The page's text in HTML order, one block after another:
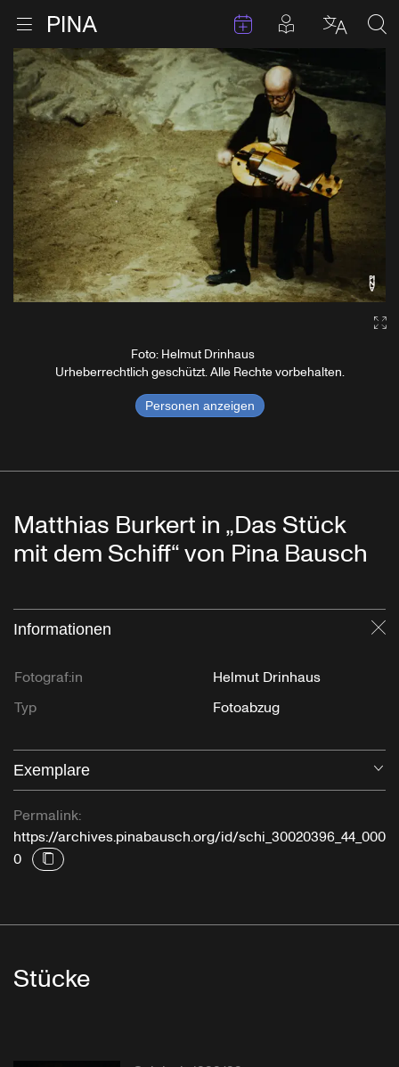
Zum Inhalt springen
Menu öffnen TermineBeiträge in
Foto: Helmut Drinhaus
Urheberrechtlich geschützt. Alle Rechte vorbehalten.
Personen anzeigen
Matthias Burkert in „Das Stück
mit dem Schiff“ von Pina Bausch
Informationen
Fotograf:in
Helmut Drinhaus
Typ
Fotoabzug
Exemplare
Permalink:
https://archives.pinabausch.org/id/schi_30020396_44_000
0
Stücke